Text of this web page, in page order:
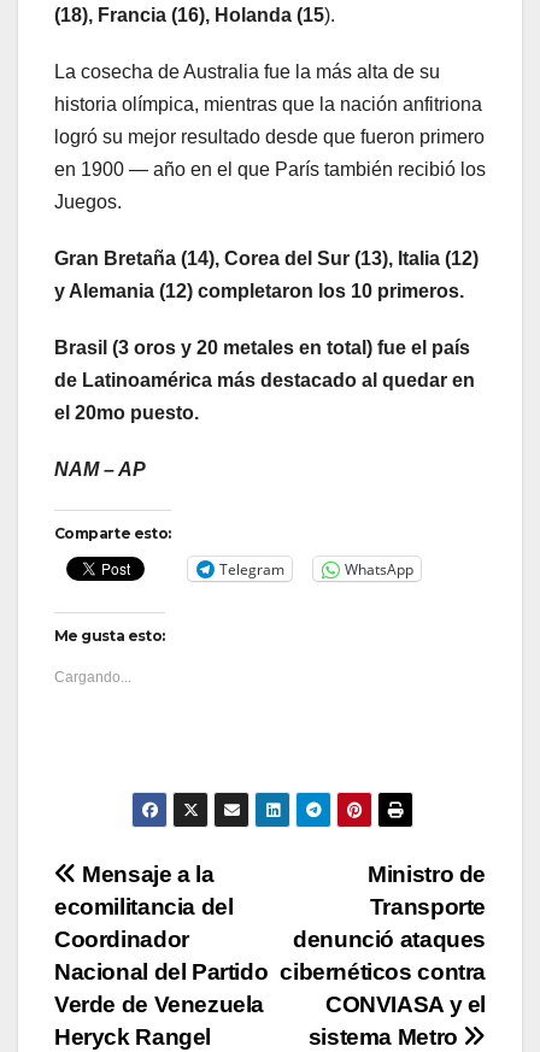
(18), Francia (16), Holanda (15).
La cosecha de Australia fue la más alta de su
historia olímpica, mientras que la nación anfitriona
logró su mejor resultado desde que fueron primero
en 1900 — año en el que París también recibió los
Juegos.
Gran Bretaña (14), Corea del Sur (13), Italia (12)
y Alemania (12) completaron los 10 primeros.
Brasil (3 oros y 20 metales en total) fue el país
de Latinoamérica más destacado al quedar en
el 20mo puesto.
NAM – AP
Comparte esto:
Telegram WhatsApp
Me gusta esto:
Cargando...
Navegación
de
entradas
Ministro de
Transporte
denunció ataques
cibernéticos contra
CONVIASA y el
sistema Metro
Mensaje a la
ecomilitancia del
Coordinador
Nacional del Partido
Verde de Venezuela
Heryck Rangel